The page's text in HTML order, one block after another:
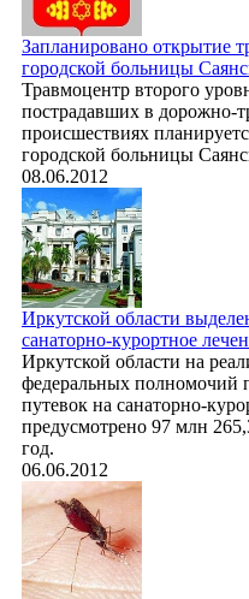
Запланировано открытие
городской больницы
Травмоцентр второго
пострадавших в дорожно-
происшествиях
городской больницы
08.06.2012
Иркутской области
санаторно-курортное
Иркутской области на
федеральных полномочий
путевок на санаторно-
предусмотрено 97 млн
год.
06.06.2012